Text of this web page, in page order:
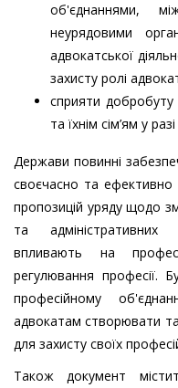
об'єднаннями,
неурядовими
адвокатської
захисту ролі
сприяти добробуту
та їхнім сім’ям у
Держави повинні
своєчасно та ефективно
пропозицій уряду щодо
та
впливають на
регулювання професії.
професійному
адвокатам створювати
для захисту своїх
Також документ